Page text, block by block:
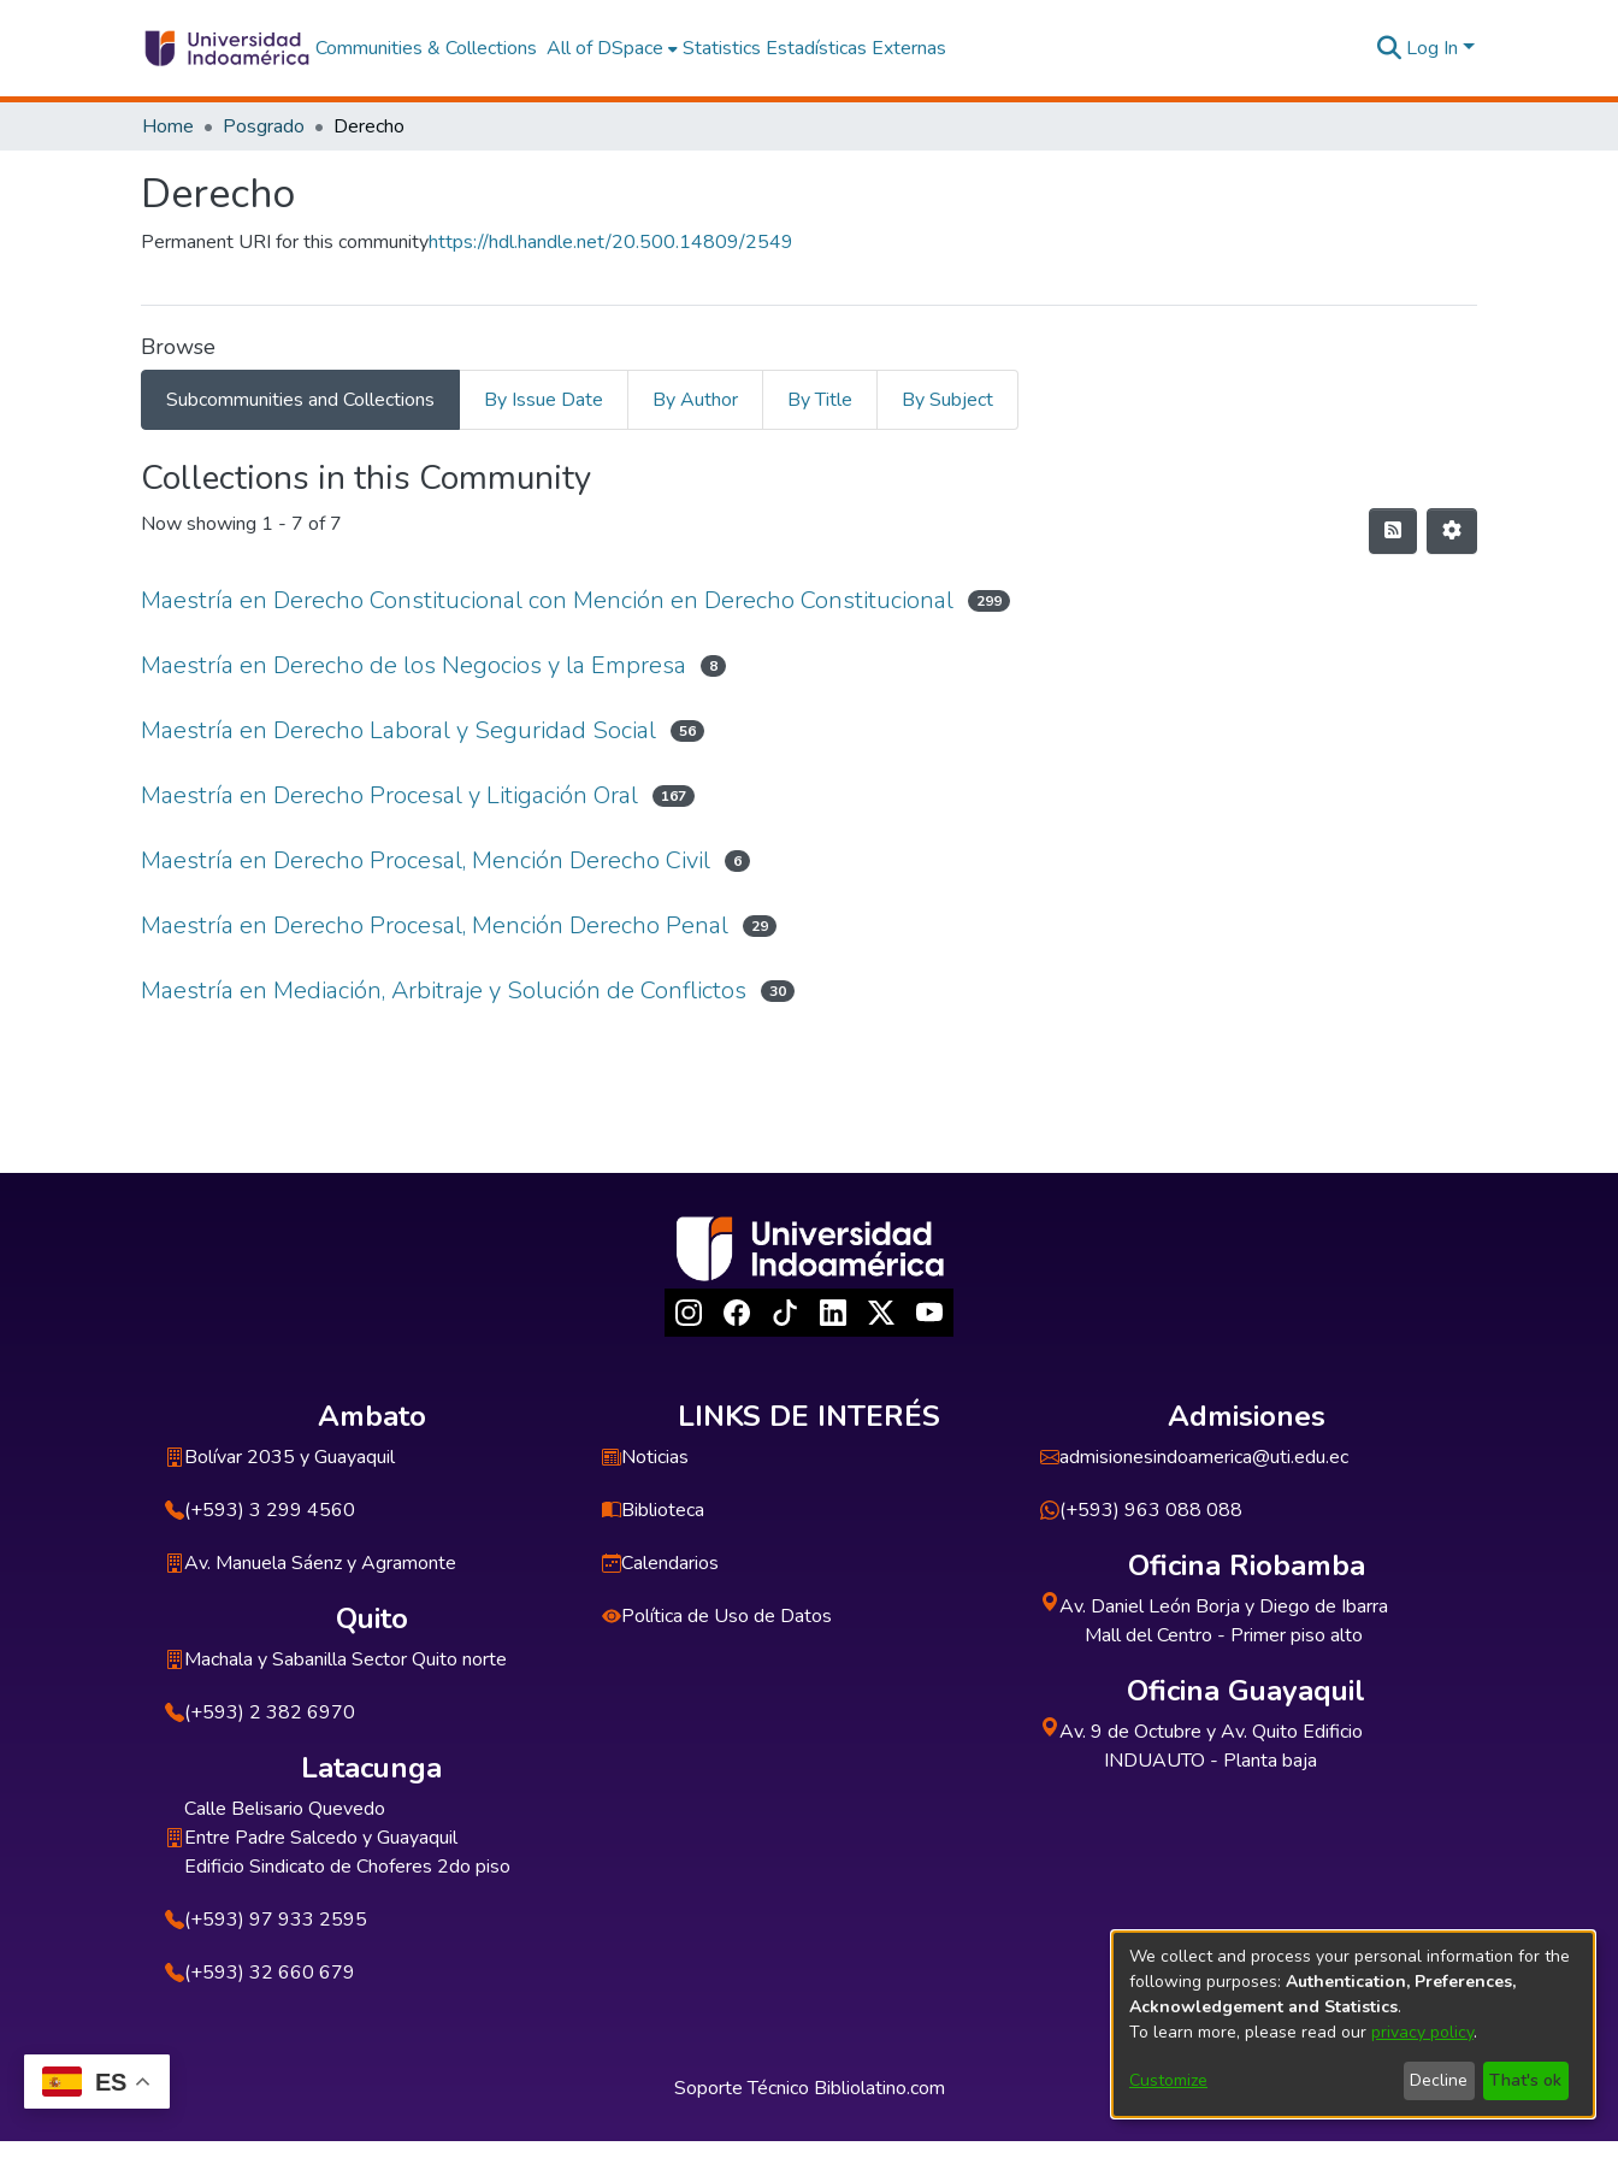
ES
Communities & Collections All of DSpace Statistics Estadísticas Externas Log In
Home Posgrado Derecho
Derecho
Permanent URI for this communityhttps://hdl.handle.net/20.500.14809/2549
Browse
Subcommunities and Collections By Issue Date By Author By Title By Subject
Collections in this Community
Now showing 1 - 7 of 7
Maestría en Derecho Constitucional con Mención en Derecho Constitucional 299
Maestría en Derecho de los Negocios y la Empresa 8
Maestría en Derecho Laboral y Seguridad Social 56
Maestría en Derecho Procesal y Litigación Oral 167
Maestría en Derecho Procesal, Mención Derecho Civil 6
Maestría en Derecho Procesal, Mención Derecho Penal 29
Maestría en Mediación, Arbitraje y Solución de Conflictos 30
Ambato
Bolívar 2035 y Guayaquil
(+593) 3 299 4560
Av. Manuela Sáenz y Agramonte
Quito
Machala y Sabanilla Sector Quito norte
(+593) 2 382 6970
Latacunga
Calle Belisario Quevedo
Entre Padre Salcedo y Guayaquil
Edificio Sindicato de Choferes 2do piso
(+593) 97 933 2595
(+593) 32 660 679
LINKS DE INTERÉS
Noticias
Biblioteca
Calendarios
Política de Uso de Datos
Admisiones
admisionesindoamerica@uti.edu.ec
(+593) 963 088 088
Oficina Riobamba
Av. Daniel León Borja y Diego de Ibarra
Mall del Centro - Primer piso alto
Oficina Guayaquil
Av. 9 de Octubre y Av. Quito Edificio
INDUAUTO - Planta baja
Soporte Técnico Bibliolatino.com
We collect and process your personal information for the
following purposes: Authentication, Preferences,
Acknowledgement and Statistics.
To learn more, please read our privacy policy.
Customize Decline That's ok